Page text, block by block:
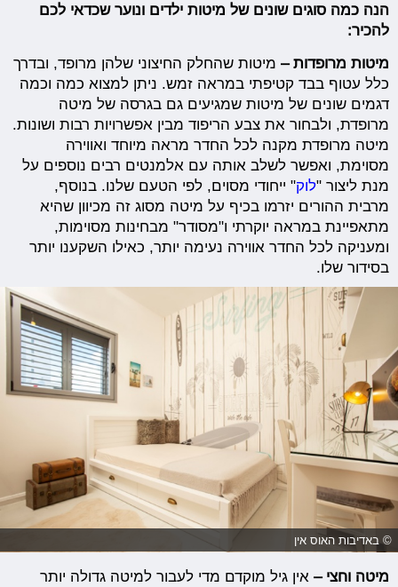
הנה כמה סוגים שונים של מיטות ילדים ונוער שכדאי לכם
להכיר:
מיטות מרופדות – מיטות שהחלק החיצוני שלהן מרופד, ובדרך
כלל עטוף בבד קטיפתי במראה זמש. ניתן למצוא כמה וכמה
דגמים שונים של מיטות שמגיעים גם בגרסה של מיטה
מרופדת, ולבחור את צבע הריפוד מבין אפשרויות רבות ושונות.
מיטה מרופדת מקנה לכל החדר מראה מיוחד ואווירה
מסוימת, ואפשר לשלב אותה עם אלמנטים רבים נוספים על
מנת ליצור "לוק" ייחודי מסוים, לפי הטעם שלנו. בנוסף,
מרבית ההורים יזרמו בכיף על מיטה מסוג זה מכיוון שהיא
מתאפיינת במראה יוקרתי ו"מסודר" מבחינות מסוימות,
ומעניקה לכל החדר אווירה נעימה יותר, כאילו השקענו יותר
בסידור שלו.
© באדיבות האוס אין
מיטה וחצי – אין גיל מוקדם מדי לעבור למיטה גדולה יותר